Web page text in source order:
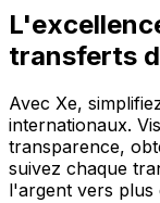
transferts
Avec Xe,
internationaux.
transparence,
suivez chaque
l'argent vers plus